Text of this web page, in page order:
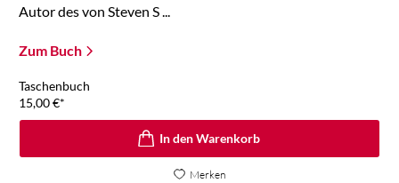
Autor des von Steven S ...
Zum Buch
Taschenbuch
15,00€*
In den Warenkorb
Merken